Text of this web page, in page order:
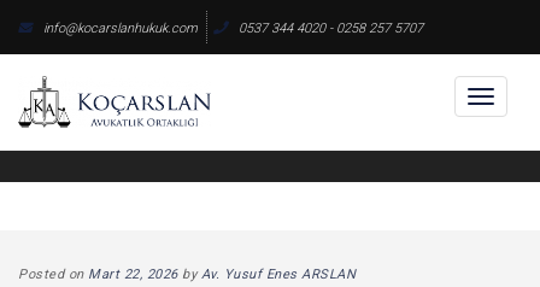
content
info@kocarslanhukuk.com 0537 344 4020 - 0258 257 5707
Posted on Mart 22, 2026byAv. Yusuf Enes ARSLAN